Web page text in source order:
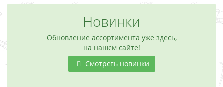
Новинки
Обновление ассортимента уже здесь,
на нашем сайте!
Смотреть новинки